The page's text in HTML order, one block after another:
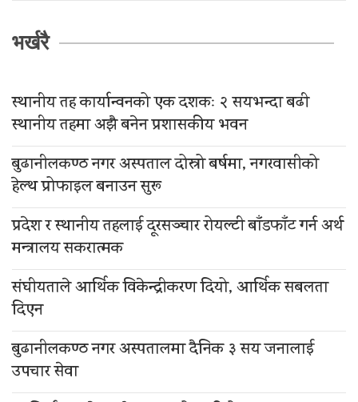
भर्खरै
स्थानीय तह कार्यान्वनको एक दशकः २ सयभन्दा बढी
स्थानीय तहमा अझै बनेन प्रशासकीय भवन
बुढानीलकण्ठ नगर अस्पताल दोस्रो बर्षमा, नगरवासीको
हेल्थ प्रोफाइल बनाउन सुरू
प्रदेश र स्थानीय तहलाई दूरसञ्चार रोयल्टी बाँडफाँट गर्न अर्थ
मन्त्रालय सकरात्मक
संघीयताले आर्थिक विकेन्द्रीकरण दियो, आर्थिक सबलता
दिएन
बुढानीलकण्ठ नगर अस्पतालमा दैनिक ३ सय जनालाई
उपचार सेवा